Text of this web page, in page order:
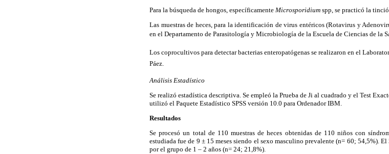
Para la búsqueda de hongos, específicamente Microsporidium spp, se practicó la
Las muestras de heces, para la identificación de virus entéricos (Rotavirus y
en el Departamento de Parasitología y Microbiología de la Escuela de Ciencias de la
Los coprocultivos para detectar bacterias enteropatógenas se realizaron en el
Páez.
Análisis Estadístico
Se realizó estadística descriptiva. Se empleó la Prueba de Ji al cuadrado y el Test
utilizó el Paquete Estadístico SPSS versión 10.0 para Ordenador IBM.
Resultados
Se procesó un total de 110 muestras de heces obtenidas de 110 niños con
estudiada fue de 9 ±15 meses siendo el sexo masculino prevalente (n= 60; 54,5%).
por el grupo de 1 – 2 años (n= 24; 21,8%).